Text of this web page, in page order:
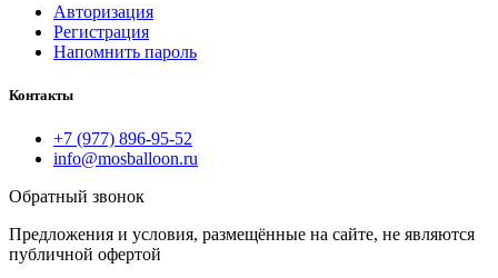
Авторизация
Регистрация
Напомнить пароль
Контакты
+7 (977) 896-95-52
info@mosballoon.ru
Обратный звонок
Предложения и условия, размещённые на сайте, не являются
публичной офертой